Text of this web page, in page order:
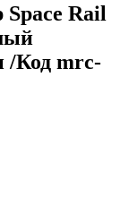
Rail
/Код mrc-